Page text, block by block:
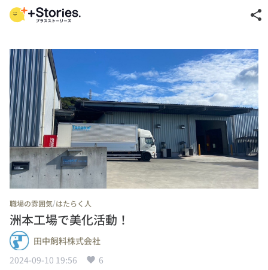
share
職場の雰囲気/はたらく人
洲本工場で美化活動！
田中飼料株式会社
2024-09-10 19:56
6